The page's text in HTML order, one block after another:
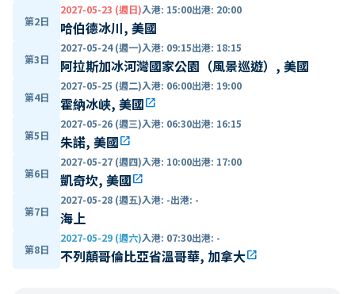
第2日
2027-05-23 (週日)入港: 15:00出港: 20:00
哈伯德冰川, 美國
第3日
2027-05-24 (週一)入港: 09:15出港: 18:15
阿拉斯加冰河灣國家公園（風景巡遊）, 美國
第4日
2027-05-25 (週二)入港: 06:00出港: 19:00
霍納冰峽, 美國open_in_new
第5日
2027-05-26 (週三)入港: 06:30出港: 16:15
朱諾, 美國open_in_new
第6日
2027-05-27 (週四)入港: 10:00出港: 17:00
凱奇坎, 美國open_in_new
第7日
2027-05-28 (週五)入港: -出港: -
海上
第8日
2027-05-29 (週六)入港: 07:30出港: -
不列顛哥倫比亞省溫哥華, 加拿大open_in_new